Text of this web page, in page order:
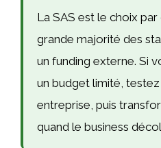
La SAS est le choix
grande majorité des
un funding externe. Si
un budget limité,
entreprise, puis
quand le business